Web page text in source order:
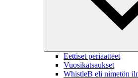
Eettiset periaatteet
Vuosikatsaukset
WhistleB eli nimetön